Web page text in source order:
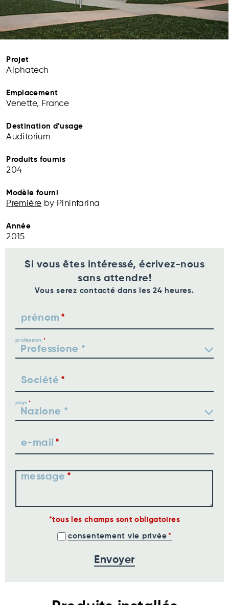
Projet
Alphatech
Emplacement
Venette, France
Destination d’usage
Auditorium
Produits fournis
204
Modèle fourni
Première by Pininfarina
Année
2015
Si vous êtes intéressé, écrivez-nous
sans attendre!
Vous serez contacté dans les 24 heures.
prénom
profession
Société
pays
e-mail
message
tous les champs sont obligatoires
consentement vie privée